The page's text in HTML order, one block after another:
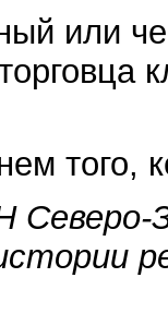
или
того,
Северо-